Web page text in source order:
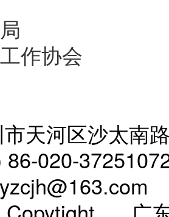
作协会
天河区沙太南
86-020-